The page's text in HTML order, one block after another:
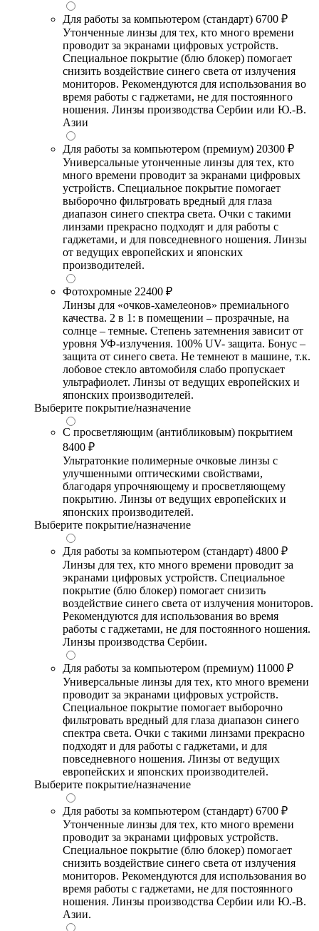
Для работы за компьютером (стандарт) 6700 ₽
Утонченные линзы для тех, кто много времени
проводит за экранами цифровых устройств.
Специальное покрытие (блю блокер) помогает
снизить воздействие синего света от излучения
мониторов. Рекомендуются для использования во
время работы с гаджетами, не для постоянного
ношения. Линзы производства Сербии или Ю.-В.
Азии
Для работы за компьютером (премиум) 20300 ₽
Универсальные утонченные линзы для тех, кто
много времени проводит за экранами цифровых
устройств. Специальное покрытие помогает
выборочно фильтровать вредный для глаза
диапазон синего спектра света. Очки с такими
линзами прекрасно подходят и для работы с
гаджетами, и для повседневного ношения. Линзы
от ведущих европейских и японских
производителей.
Фотохромные 22400 ₽
Линзы для «очков-хамелеонов» премиального
качества. 2 в 1: в помещении – прозрачные, на
солнце – темные. Степень затемнения зависит от
уровня УФ-излучения. 100% UV- защита. Бонус –
защита от синего света. Не темнеют в машине, т.к.
лобовое стекло автомобиля слабо пропускает
ультрафиолет. Линзы от ведущих европейских и
японских производителей.
Выберите покрытие/назначение
С просветляющим (антибликовым) покрытием
8400 ₽
Ультратонкие полимерные очковые линзы с
улучшенными оптическими свойствами,
благодаря упрочняющему и просветляющему
покрытию. Линзы от ведущих европейских и
японских производителей.
Выберите покрытие/назначение
Для работы за компьютером (стандарт) 4800 ₽
Линзы для тех, кто много времени проводит за
экранами цифровых устройств. Специальное
покрытие (блю блокер) помогает снизить
воздействие синего света от излучения мониторов.
Рекомендуются для использования во время
работы с гаджетами, не для постоянного ношения.
Линзы производства Сербии.
Для работы за компьютером (премиум) 11000 ₽
Универсальные линзы для тех, кто много времени
проводит за экранами цифровых устройств.
Специальное покрытие помогает выборочно
фильтровать вредный для глаза диапазон синего
спектра света. Очки с такими линзами прекрасно
подходят и для работы с гаджетами, и для
повседневного ношения. Линзы от ведущих
европейских и японских производителей.
Выберите покрытие/назначение
Для работы за компьютером (стандарт) 6700 ₽
Утонченные линзы для тех, кто много времени
проводит за экранами цифровых устройств.
Специальное покрытие (блю блокер) помогает
снизить воздействие синего света от излучения
мониторов. Рекомендуются для использования во
время работы с гаджетами, не для постоянного
ношения. Линзы производства Сербии или Ю.-В.
Азии.